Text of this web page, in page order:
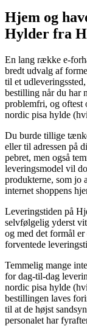
Hjem og
Hylder fra
En lang række e-
bredt udvalg af
til et
bestilling når du har
problemfri, og oftest
nordic pisa hylde
Du burde tillige
eller til adressen på
pebret, men også
leveringsmodel vil
produkterne, som jo
internet shoppens
Leveringstiden på
selvfølgelig yderst
og med det formål
forventede
Temmelig mange
for dag-til-dag
nordic pisa hylde
bestillingen laves
til at de højst
personalet har